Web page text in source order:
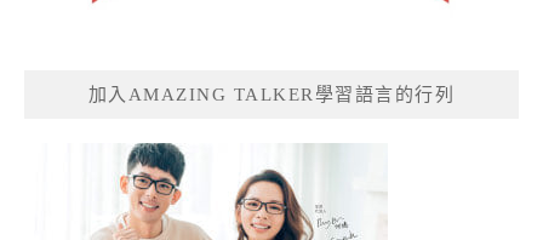
加入AMAZING TALKER學習語言的行列